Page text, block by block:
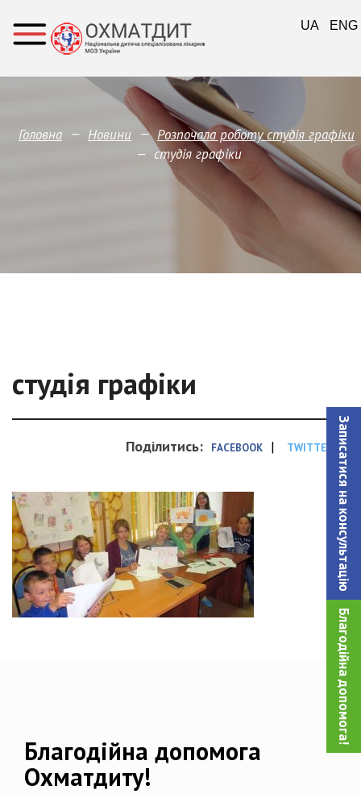
Записатися на консультацiю
Благодійна допомога!
Головна — Новини — Розпочала роботу студія графіки
— студія графіки
студія графіки
Поділитись: FACEBOOK | TWITTER
Благодійна допомога
Охматдиту!
UA ENG